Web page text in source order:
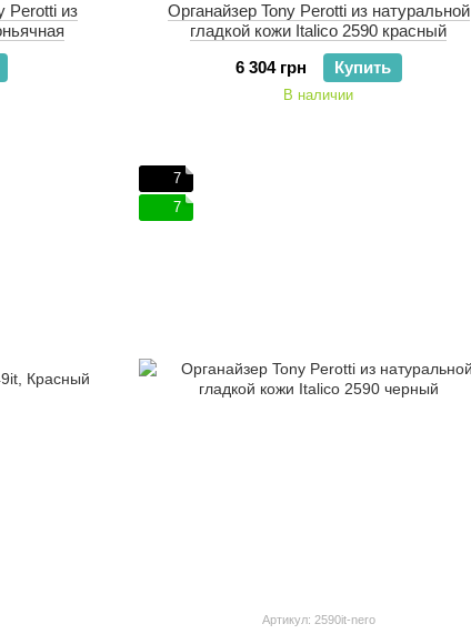
Perotti из
Органайзер Tony Perotti из натуральной
гладкой кожи Italico 2590 красный
6 304 грн
Купить
В наличии
7
7
Артикул: 2590it-nero